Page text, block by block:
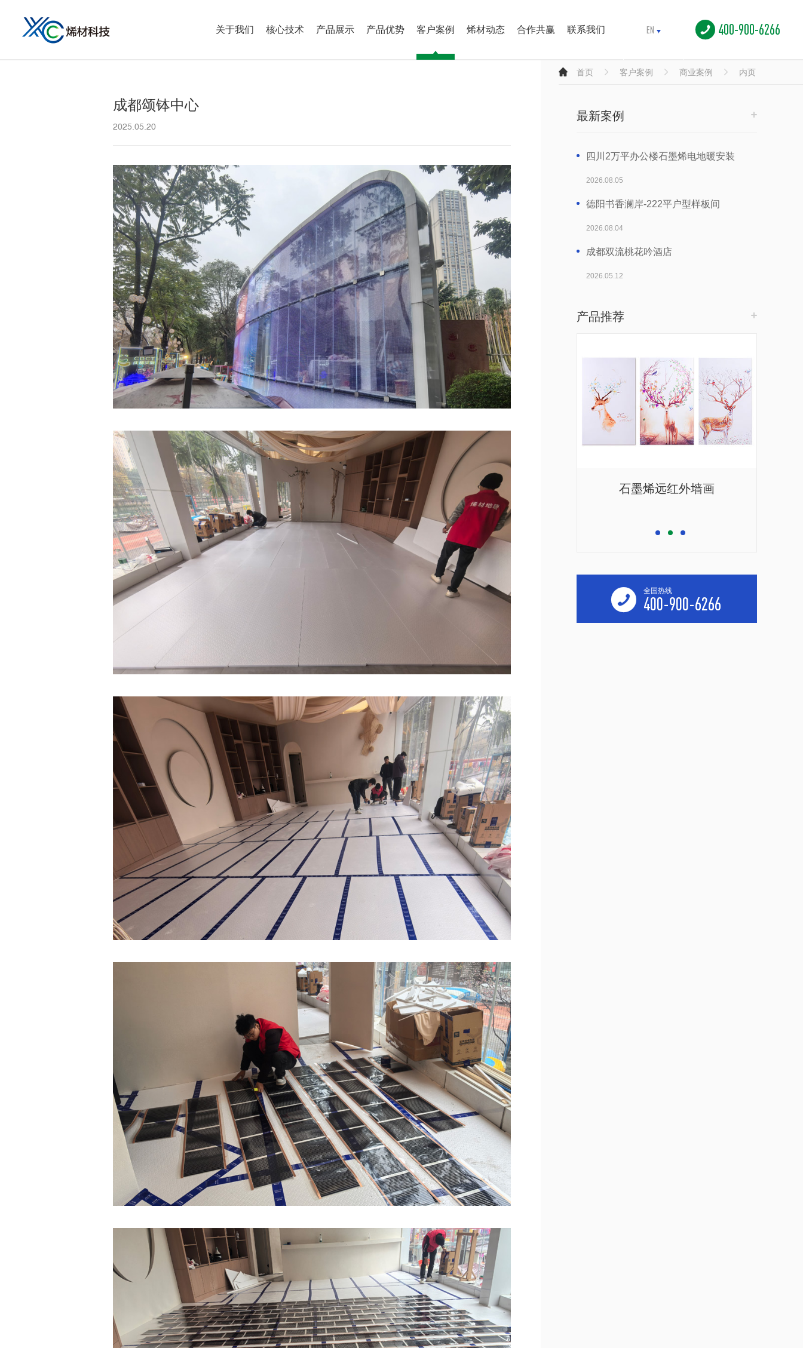
关于我们 核心技术 产品展示 产品优势 客户案例 烯材动态 合作共赢 联系我们 EN  400-900-6266
成都颂钵中心
2025.05.20
 首页  客户案例  商业案例  内页
最新案例
四川2万平办公楼石墨烯电地暖安装
2026.08.05
德阳书香澜岸-222平户型样板间
2026.08.04
成都双流桃花吟酒店
2026.05.12
产品推荐
石墨烯加热地垫 - 复古款
过热保护 智能控温 方便收纳 节约空间
石墨烯墙暖画 - 金色
太阳般的温暖
石墨烯远红外墙画
 全国热线
400-900-6266